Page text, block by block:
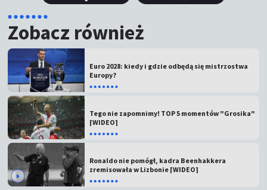
Zobacz również
Euro 2028: kiedy i gdzie odbędą się mistrzostwa
Europy?
Tego nie zapomnimy! TOP 5 momentów "Grosika"
[WIDEO]
Ronaldo nie pomógł, kadra Beenhakkera
zremisowała w Lizbonie [WIDEO]